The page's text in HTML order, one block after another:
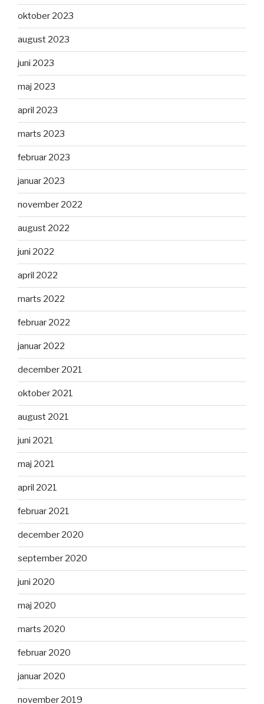
oktober 2023
august 2023
juni 2023
maj 2023
april 2023
marts 2023
februar 2023
januar 2023
november 2022
august 2022
juni 2022
april 2022
marts 2022
februar 2022
januar 2022
december 2021
oktober 2021
august 2021
juni 2021
maj 2021
april 2021
februar 2021
december 2020
september 2020
juni 2020
maj 2020
marts 2020
februar 2020
januar 2020
november 2019